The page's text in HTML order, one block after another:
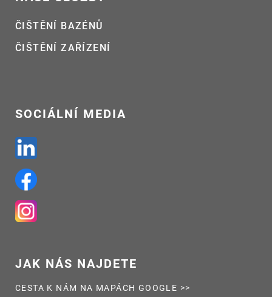
ČIŠTĚNÍ BAZÉNŮ
ČIŠTĚNÍ ZAŘÍZENÍ
SOCIÁLNÍ MEDIA
JAK NÁS NAJDETE
CESTA K NÁM NA MAPÁCH GOOGLE >>